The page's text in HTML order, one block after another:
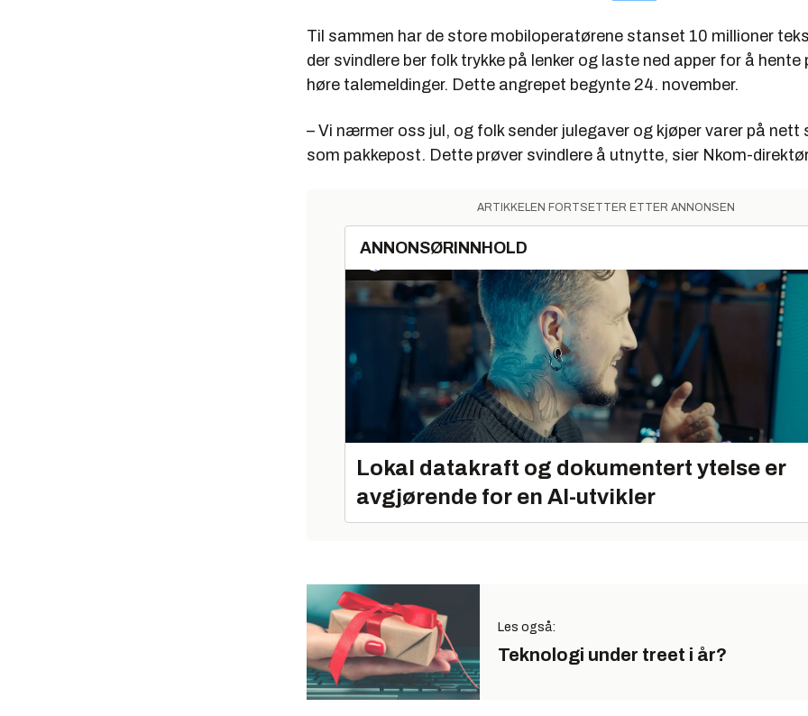
Til sammen har de store mobiloperatørene stanset 10 millioner
der svindlere ber folk trykke på lenker og laste ned apper for å hente
høre talemeldinger. Dette angrepet begynte 24. november.
– Vi nærmer oss jul, og folk sender julegaver og kjøper varer på nett
som pakkepost. Dette prøver svindlere å utnytte, sier Nkom-
ARTIKKELEN FORTSETTER ETTER ANNONSEN
ANNONSØRINNHOLD
Lokal datakraft og dokumentert ytelse er
avgjørende for en AI-utvikler
Les også:
Teknologi under treet i år?